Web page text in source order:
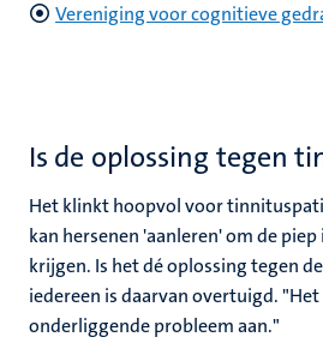
Vereniging voor cognitieve
Is de oplossing tegen
Het klinkt hoopvol voor
kan hersenen 'aanleren' om de
krijgen. Is het dé oplossing tegen
iedereen is daarvan overtuigd.
onderliggende probleem aan."